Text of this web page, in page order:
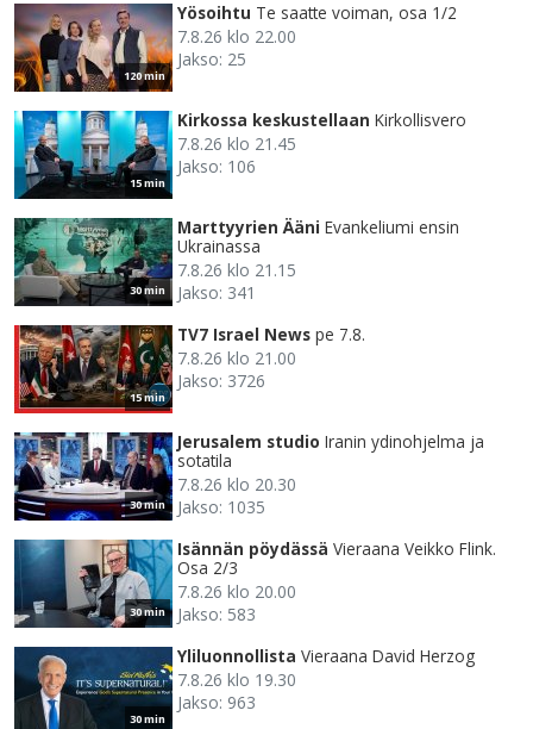
120 min
Yösoihtu Te saatte voiman, osa 1/2
7.8.26 klo 22.00
Jakso: 25
15 min
Kirkossa keskustellaan Kirkollisvero
7.8.26 klo 21.45
Jakso: 106
30 min
Marttyyrien Ääni Evankeliumi ensin
Ukrainassa
7.8.26 klo 21.15
Jakso: 341
15 min
TV7 Israel News pe 7.8.
7.8.26 klo 21.00
Jakso: 3726
30 min
Jerusalem studio Iranin ydinohjelma ja
sotatila
7.8.26 klo 20.30
Jakso: 1035
30 min
Isännän pöydässä Vieraana Veikko Flink.
Osa 2/3
7.8.26 klo 20.00
Jakso: 583
30 min
Yliluonnollista Vieraana David Herzog
7.8.26 klo 19.30
Jakso: 963